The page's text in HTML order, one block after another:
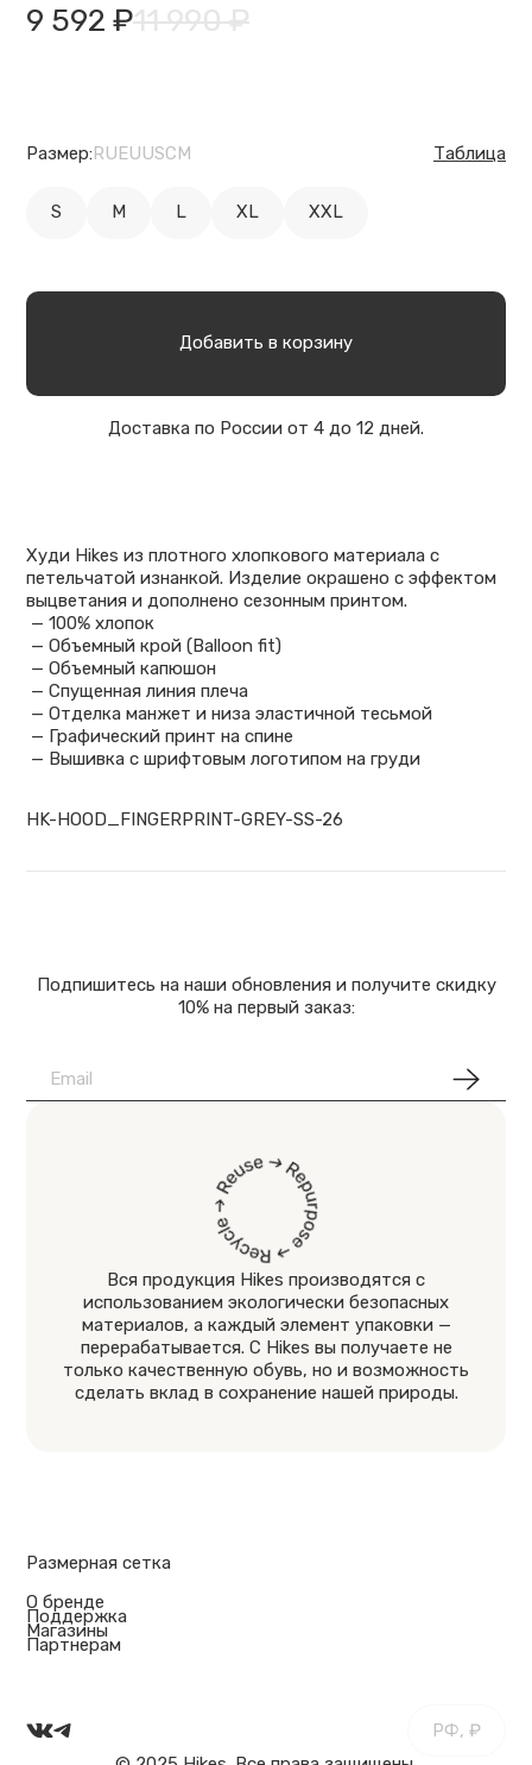
9 592 ₽11 990 ₽
Размер:RUEUUSCM Таблица
S M L XL XXL
Добавить в корзину
Доставка по России от 4 до 12 дней.
Худи Hikes из плотного хлопкового материала с
петельчатой изнанкой. Изделие окрашено с эффектом
выцветания и дополнено сезонным принтом.
— 100% хлопок
— Объемный крой (Balloon fit)
— Объемный капюшон
— Спущенная линия плеча
— Отделка манжет и низа эластичной тесьмой
— Графический принт на спине
— Вышивка с шрифтовым логотипом на груди
HK-HOOD_FINGERPRINT-GREY-SS-26
Размерная сетка
О бренде
Поддержка
Магазины
Партнерам
Подпишитесь на наши обновления и получите скидку
10% на первый заказ:
Вся продукция Hikes производятся с
использованием экологически безопасных
материалов, а каждый элемент упаковки —
перерабатывается. С Hikes вы получаете не
только качественную обувь, но и возможность
сделать вклад в сохранение нашей природы.
РФ, ₽